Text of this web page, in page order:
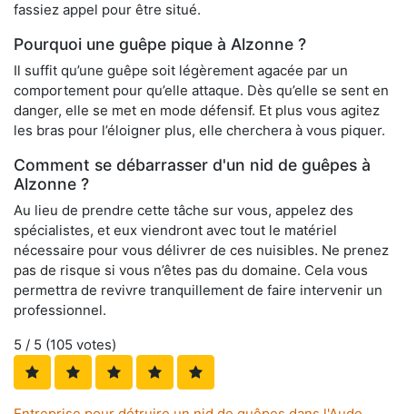
fassiez appel pour être situé.
Pourquoi une guêpe pique à Alzonne ?
Il suffit qu’une guêpe soit légèrement agacée par un
comportement pour qu’elle attaque. Dès qu’elle se sent en
danger, elle se met en mode défensif. Et plus vous agitez
les bras pour l’éloigner plus, elle cherchera à vous piquer.
Comment se débarrasser d'un nid de guêpes à
Alzonne ?
Au lieu de prendre cette tâche sur vous, appelez des
spécialistes, et eux viendront avec tout le matériel
nécessaire pour vous délivrer de ces nuisibles. Ne prenez
pas de risque si vous n’êtes pas du domaine. Cela vous
permettra de revivre tranquillement de faire intervenir un
professionnel.
5 / 5 (105 votes)